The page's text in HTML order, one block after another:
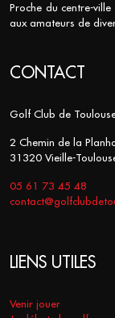
Proche du centre-
aux amateurs de
CONTACT
Golf Club de
2 Chemin de la
31320 Vieille-
05 61 73 45 48
LIENS UTILES
Venir jouer